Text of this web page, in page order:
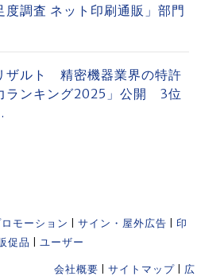
度調査 ネット印刷通販」部門
ザルト 精密機器業界の特許
ランキング2025」公開 3位
ロモーション サイン・屋外広告
印
促品 ユーザー
会社概要 サイトマップ 広